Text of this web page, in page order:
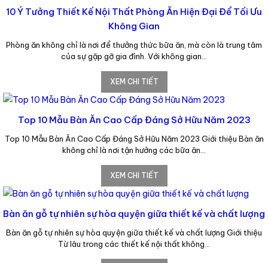
10 Ý Tưởng Thiết Kế Nội Thất Phòng Ăn Hiện Đại Để Tối Ưu
Không Gian
Phòng ăn không chỉ là nơi để thưởng thức bữa ăn, mà còn là trung tâm
của sự gặp gỡ gia đình. Với không gian…
XEM CHI TIẾT
Top 10 Mẫu Bàn Ăn Cao Cấp Đáng Sở Hữu Năm 2023
Top 10 Mẫu Bàn Ăn Cao Cấp Đáng Sở Hữu Năm 2023 Giới thiệu Bàn ăn
không chỉ là nơi tận hưởng các bữa ăn…
XEM CHI TIẾT
Bàn ăn gỗ tự nhiên sự hòa quyện giữa thiết kế và chất lượng
Bàn ăn gỗ tự nhiên sự hòa quyện giữa thiết kế và chất lượng Giới thiệu
Từ lâu trong các thiết kế nội thất không…